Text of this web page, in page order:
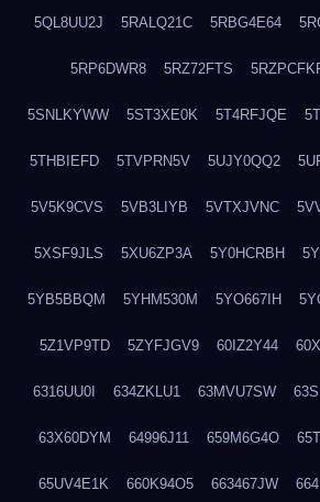
5QL8UU2J 5RALQ21C 5RBG4E64
5RP6DWR8 5RZ72FTS
5SNLKYWW 5ST3XE0K 5T4RFJQE
5THBIEFD 5TVPRN5V 5UJY0QQ2
5V5K9CVS 5VB3LIYB 5VTXJVNC
5XSF9JLS 5XU6ZP3A 5Y0HCRBH
5YB5BBQM 5YHM530M 5YO667IH
5Z1VP9TD 5ZYFJGV9 60IZ2Y44
6316UU0I 634ZKLU1 63MVU7SW
63X60DYM 64996J11 659M6G4O
65UV4E1K 660K94O5 663467JW